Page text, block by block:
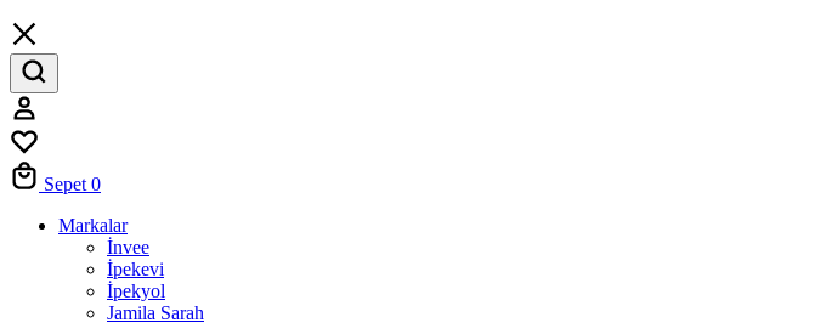
Sepet 0
Markalar
İnvee
İpekevi
İpekyol
Jamila Sarah